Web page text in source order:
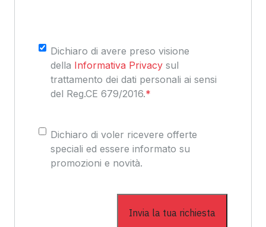
Consenso*
Dichiaro di avere preso visione
della Informativa Privacy sul
trattamento dei dati personali ai sensi
del Reg.CE 679/2016.*
Consenso
Dichiaro di voler ricevere offerte
speciali ed essere informato su
promozioni e novità.